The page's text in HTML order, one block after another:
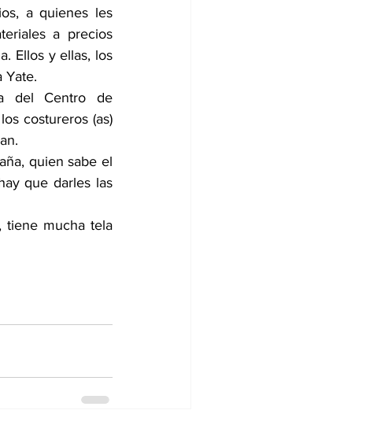
a quienes les
a precios
Ellos y ellas, los
Yate.
del Centro de
costureros (as)
quien sabe el
que darles las
tiene mucha tela